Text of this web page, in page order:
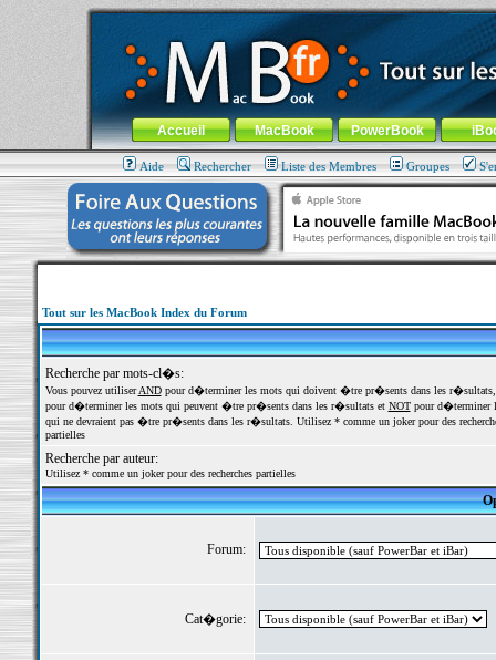
MacBook-fr.com : 100% Apple... 100% nomade !
Aller au contenu-Aller au menu général-Aller au menu de
Menu général
Accueil MacBook PowerBook
Aide Rechercher Liste des Membres Groupes
Tout sur les MacBook Index du Forum
Recherche par mots-cl�s:
Vous pouvez utiliserANDpour d�terminer les mots qui doivent �tre pr�sents dans les
pour d�terminer les mots qui peuvent �tre pr�sents dans les r�sultats et NOTpour d�terminer
qui ne devraient pas �tre pr�sents dans les r�sultats. Utilisez * comme un joker pour des
partielles
Recherche par auteur:
Utilisez * comme un joker pour des recherches partielles
Forum:
Cat�gorie: